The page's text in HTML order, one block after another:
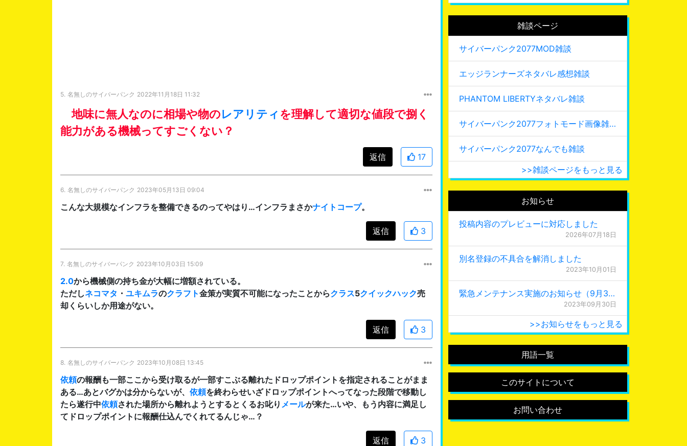
5. 名無しのサイバーパンク 2022年11月18日 11:32
地味に無人なのに相場や物のレアリティ を理解して適切な値段で捌く
能力がある機械ってすごくない？
返信 17
6. 名無しのサイバーパンク 2023年05月13日 09:04
こんな大規模なインフラを整備できるのってやはり…インフラまさかナイトコープ。
返信 3
7. 名無しのサイバーパンク 2023年10月03日 15:09
2.0から機械側の持ち金が大幅に増額されている。
ただしネコマタ ・ ユキムラのクラフト金策が実質不可能になったことからクラス5クイックハック売
却くらいしか用途がない。
返信 3
8. 名無しのサイバーパンク 2023年10月08日 13:45
依頼の報酬も一部ここから受け取るが一部すこぶる離れたドロップポイントを指定されることがまま
ある…あとバグかは分からないが、 依頼を終わらせいざドロップポイントへってなった段階で移動し
たら遂行中依頼された場所から離れようとするとくるお叱り メールが来た…いや、もう内容に満足し
てドロップポイントに報酬仕込んでくれてるんじゃ…？
返信 3
雑談ページ
サイバーパンク2077MOD雑談
エッジランナーズネタバレ感想雑談
PHANTOM LIBERTYネタバレ雑談
サイバーパンク2077フォトモード画像雑談
サイバーパンク2077なんでも雑談
>>雑談ページをもっと見る
お知らせ
投稿内容のプレビューに対応しました
2026年07月18日
別名登録の不具合を解消しました
2023年10月01日
緊急メンテナンス実施のお知らせ（9月30日 0:15更新）
2023年09月30日
>>お知らせをもっと見る
用語一覧
このサイトについて
お問い合わせ